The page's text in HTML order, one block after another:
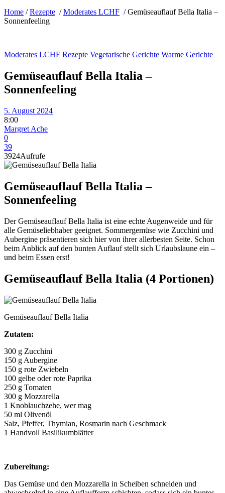
Home /Rezepte /Moderates LCHF /Gemüseauflauf Bella Italia –
Sonnenfeeling
Moderates LCHF Rezepte Vegetarische Gerichte Warme Gerichte
Gemüseauflauf Bella Italia –
Sonnenfeeling
5. August 2024
8:00
Margret Ache
0
39
3924Aufrufe
Gemüseauflauf Bella Italia –
Sonnenfeeling
Der Gemüseauflauf Bella Italia ist eine echte Augenweide und für
alle Gemüseliebhaber geeignet. Sommergemüse wie Zucchini und
Aubergine präsentieren sich hier von ihrer allerbesten Seite. Schon
beim Anblick auf den bunten Auflauf stellt sich Urlaubslaune ein –
und beim Essen erst!
Gemüseauflauf Bella Italia (4 Portionen)
Gemüseauflauf Bella Italia
Zutaten:
300 g Zucchini
150 g Aubergine
150 g rote Zwiebeln
100 gelbe oder rote Paprika
250 g Tomaten
300 g Mozzarella
1 Knoblauchzehe, wer mag
50 ml Olivenöl
Salz, Pfeffer, Thymian, Rosmarin nach Geschmack
1 Handvoll Basilikumblätter
Zubereitung:
Das Gemüse und den Mozzarella in Scheiben schneiden und